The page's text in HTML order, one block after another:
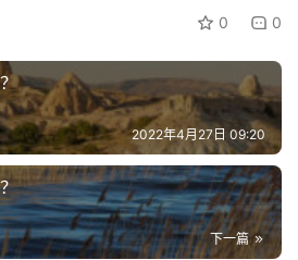
0 0
2022年4月27日 09:20
下一篇